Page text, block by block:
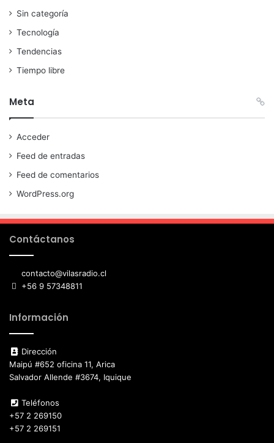
Sin categoría
Tecnología
Tendencias
Tiempo libre
Meta
Acceder
Feed de entradas
Feed de comentarios
WordPress.org
Contáctanos
contacto@vilasradio.cl
+56 9 57348811
Información
Dirección
Maipú #652 oficina 11, Arica
Salvador Allende #3674, Iquique
Teléfonos
+57 2 269150
+57 2 269151